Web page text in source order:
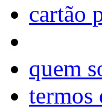
cartão
quem
termos